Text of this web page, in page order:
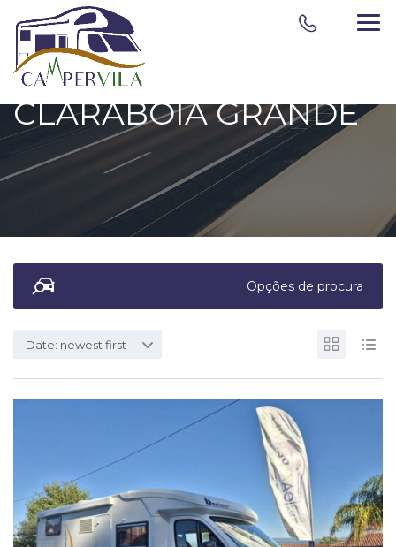
CLARABOIA GRANDE
Opções de procura
Date: newest first